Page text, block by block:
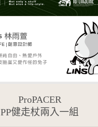
ProPACER
PP健走杖兩入一組